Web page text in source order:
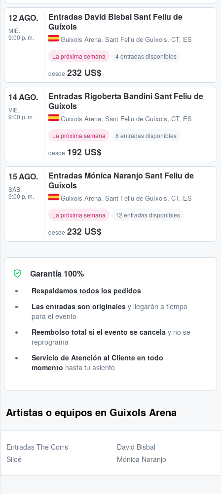
12 AGO.
MIÉ.
9:00 p. m.
Entradas David Bisbal Sant Feliu de
Guíxols
Guixols Arena, Sant Feliu de Guíxols, CT, ES
La próxima semana 4 entradas disponibles
desde 232 US$
14 AGO.
VIE.
9:00 p. m.
Entradas Rigoberta Bandini Sant Feliu de
Guíxols
Guixols Arena, Sant Feliu de Guíxols, CT, ES
La próxima semana 8 entradas disponibles
desde 192 US$
15 AGO.
SÁB.
9:00 p. m.
Entradas Mónica Naranjo Sant Feliu de
Guíxols
Guixols Arena, Sant Feliu de Guíxols, CT, ES
La próxima semana 12 entradas disponibles
desde 232 US$
Garantía 100%
Respaldamos todos los pedidos
Las entradas son originales y llegarán a tiempo
para el evento
Reembolso total si el evento se cancela y no se
reprograma
Servicio de Atención al Cliente en todo
momento hasta tu asiento
Artistas o equipos en Guixols Arena
Entradas The Corrs
Siloé
David Bisbal
Mónica Naranjo